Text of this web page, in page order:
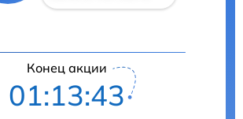
Конец акции
01:13:42